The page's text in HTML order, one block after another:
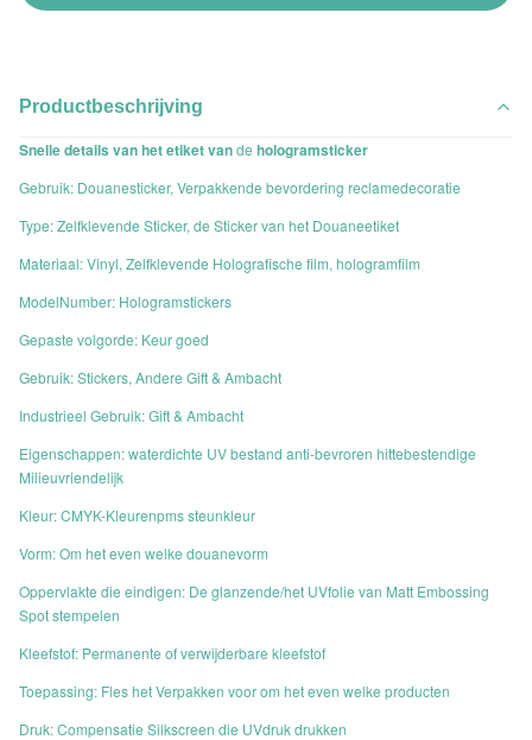
Productbeschrijving
Snelle details van het etiket vande hologramsticker
Gebruik: Douanesticker, Verpakkende bevordering reclamedecoratie
Type: Zelfklevende Sticker, de Sticker van het Douaneetiket
Materiaal: Vinyl, Zelfklevende Holografische film, hologramfilm
ModelNumber: Hologramstickers
Gepaste volgorde: Keur goed
Gebruik: Stickers, Andere Gift & Ambacht
Industrieel Gebruik: Gift & Ambacht
Eigenschappen: waterdichte UV bestand anti-bevroren hittebestendige
Milieuvriendelijk
Kleur: CMYK-Kleurenpms steunkleur
Vorm: Om het even welke douanevorm
Oppervlakte die eindigen: De glanzende/het UVfolie van Matt Embossing
Spot stempelen
Kleefstof: Permanente of verwijderbare kleefstof
Toepassing: Fles het Verpakken voor om het even welke producten
Druk: Compensatie Silkscreen die UVdruk drukken